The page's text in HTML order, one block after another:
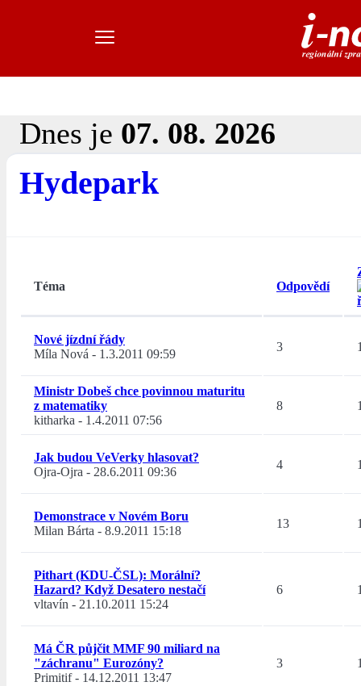
Dnes je 07. 08. 2026
Hydepark
Téma Odpovědí
Nové jízdní řády
Míla Nová - 1.3.2011 09:59
3
Ministr Dobeš chce povinnou maturitu
z matematiky
kitharka - 1.4.2011 07:56
8
Jak budou VeVerky hlasovat?
Ojra-Ojra - 28.6.2011 09:36
4
Demonstrace v Novém Boru
Milan Bárta - 8.9.2011 15:18
13
Pithart (KDU-ČSL): Morální?
Hazard? Když Desatero nestačí
vltavín - 21.10.2011 15:24
6
Má ČR půjčit MMF 90 miliard na
"záchranu" Eurozóny?
Primitif- 14.12.2011 13:47
3